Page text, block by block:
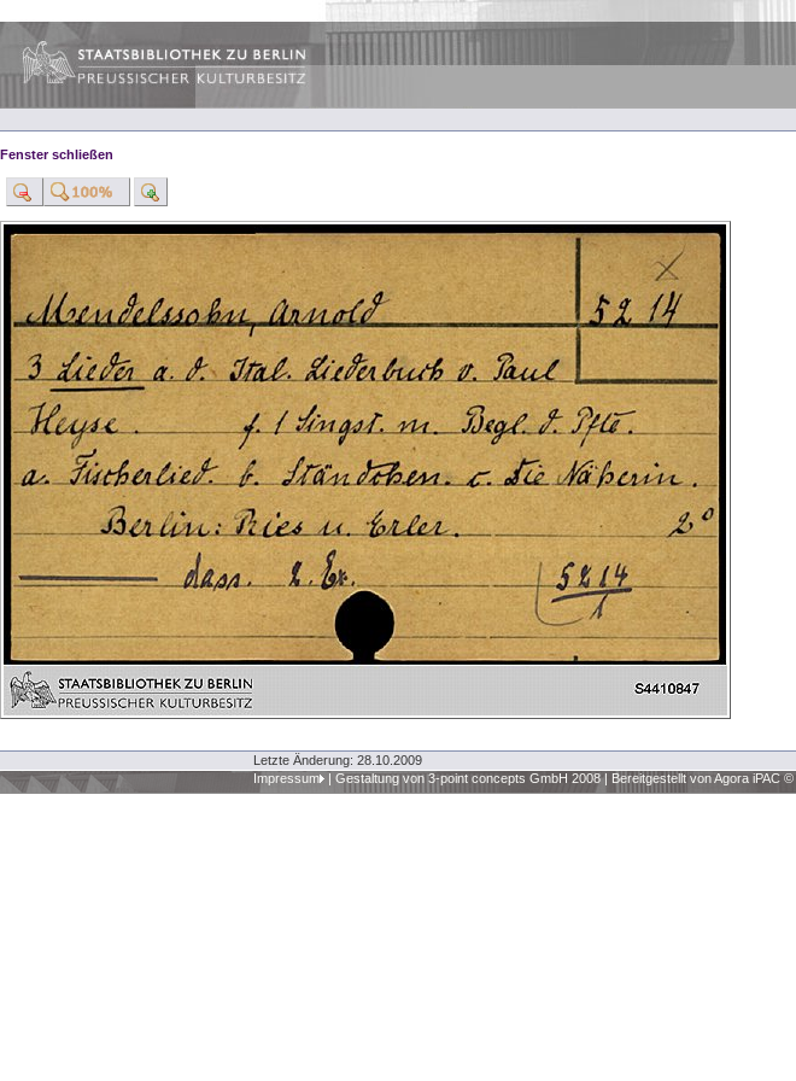
Fenster schließen
Letzte Änderung: 28.10.2009
Impressum
| Gestaltung von 3-point concepts GmbH 2008 | Bereitgestellt von Agora iPAC ©